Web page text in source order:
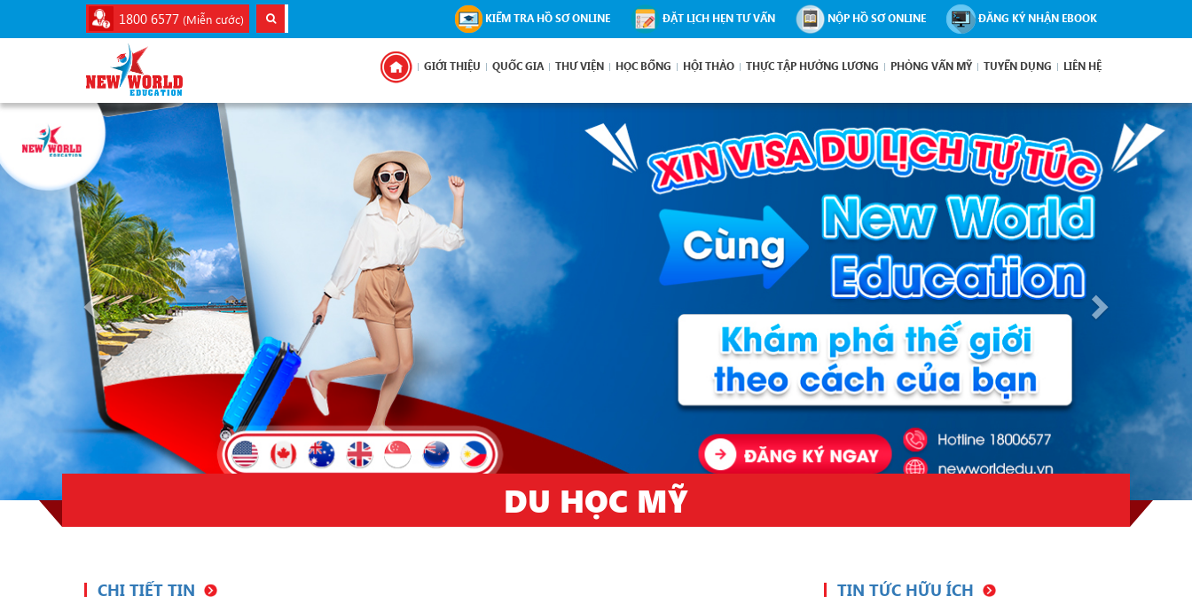
1800 6577 (Miễn cước) KIỂM TRA HỒ SƠ ONLINE ĐẶT LỊCH HẸN TƯ VẤN NỘP HỒ SƠ ONLINE ĐĂNG KÝ NHẬN EBOOK
GIỚI THIỆU QUỐC GIA THƯ VIỆN HỌC BỔNG HỘI THẢO THỰC TẬP HƯỞNG LƯƠNG PHỎNG VẤN MỸ TUYỂN DỤNG LIÊN HỆ
Previous Next
DU HỌC MỸ
CHI TIẾT TIN TIN TỨC HỮU ÍCH